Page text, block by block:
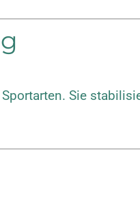
Sie